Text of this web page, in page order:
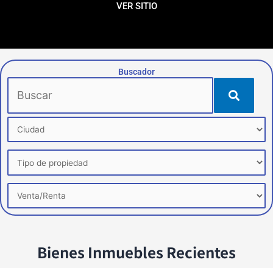
VER SITIO
Buscador
Bienes Inmuebles Recientes